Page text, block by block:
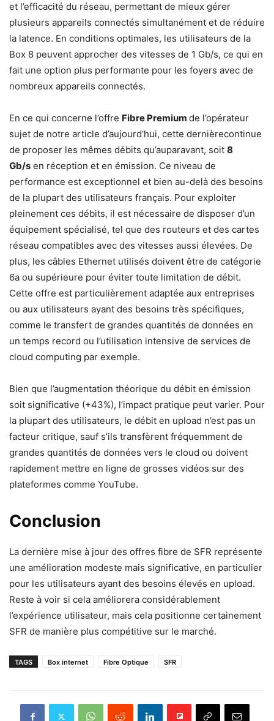
et l’efficacité du réseau, permettant de mieux gérer
plusieurs appareils connectés simultanément et de réduire
la latence. En conditions optimales, les utilisateurs de la
Box 8 peuvent approcher des vitesses de 1 Gb/s, ce qui en
fait une option plus performante pour les foyers avec de
nombreux appareils connectés.
En ce qui concerne l’offre Fibre Premium de l’opérateur
sujet de notre article d’aujourd’hui, cette dernièrecontinue
de proposer les mêmes débits qu’auparavant, soit 8
Gb/s en réception et en émission. Ce niveau de
performance est exceptionnel et bien au-delà des besoins
de la plupart des utilisateurs français. Pour exploiter
pleinement ces débits, il est nécessaire de disposer d’un
équipement spécialisé, tel que des routeurs et des cartes
réseau compatibles avec des vitesses aussi élevées. De
plus, les câbles Ethernet utilisés doivent être de catégorie
6a ou supérieure pour éviter toute limitation de débit.
Cette offre est particulièrement adaptée aux entreprises
ou aux utilisateurs ayant des besoins très spécifiques,
comme le transfert de grandes quantités de données en
un temps record ou l’utilisation intensive de services de
cloud computing par exemple.
Bien que l’augmentation théorique du débit en émission
soit significative (+43%), l’impact pratique peut varier. Pour
la plupart des utilisateurs, le débit en upload n’est pas un
facteur critique, sauf s’ils transfèrent fréquemment de
grandes quantités de données vers le cloud ou doivent
rapidement mettre en ligne de grosses vidéos sur des
plateformes comme YouTube.
Conclusion
La dernière mise à jour des offres fibre de SFR représente
une amélioration modeste mais significative, en particulier
pour les utilisateurs ayant des besoins élevés en upload.
Reste à voir si cela améliorera considérablement
l’expérience utilisateur, mais cela positionne certainement
SFR de manière plus compétitive sur le marché.
TAGS Box internet Fibre Optique SFR